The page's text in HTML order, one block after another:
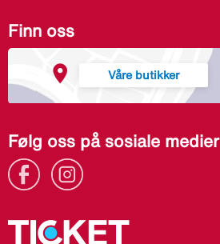
Finn oss
Våre butikker
Følg oss på sosiale medier